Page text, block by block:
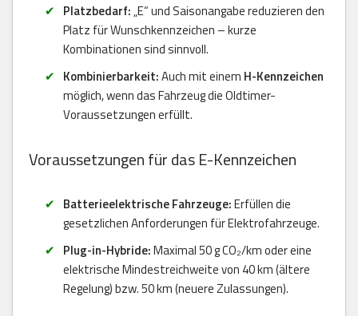
Platzbedarf:„E“ und Saisonangabe reduzieren den
Platz für Wunschkennzeichen – kurze
Kombinationen sind sinnvoll.
Kombinierbarkeit:Auch mit einem H-Kennzeichen
möglich, wenn das Fahrzeug die Oldtimer-
Voraussetzungen erfüllt.
Voraussetzungen für das E-Kennzeichen
Batterieelektrische Fahrzeuge:Erfüllen die
gesetzlichen Anforderungen für Elektrofahrzeuge.
Plug-in-Hybride:Maximal 50 g CO₂/km oder eine
elektrische Mindestreichweite von 40 km (ältere
Regelung) bzw. 50 km (neuere Zulassungen).